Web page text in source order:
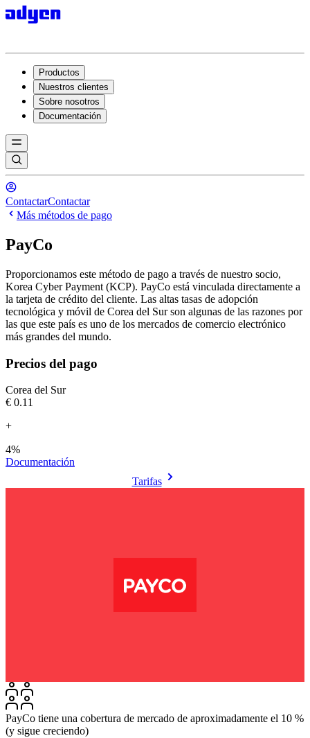
Productos
Nuestros clientes
Sobre nosotros
Documentación
ContactarContactar
Más métodos de pago
PayCo
Proporcionamos este método de pago a través de nuestro socio,
Korea Cyber Payment (KCP). PayCo está vinculada directamente a
la tarjeta de crédito del cliente. Las altas tasas de adopción
tecnológica y móvil de Corea del Sur son algunas de las razones por
las que este país es uno de los mercados de comercio electrónico
más grandes del mundo.
Precios del pago
Corea del Sur
€0.11
+
4%
Documentación
Tarifas
PayCo tiene una cobertura de mercado de aproximadamente el 10 %
(y sigue creciendo)